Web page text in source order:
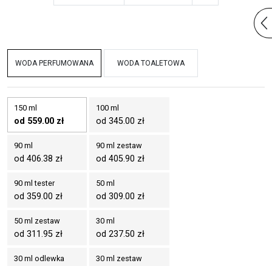
WODA PERFUMOWANA WODA TOALETOWA
150 ml
od 559.00 zł
100 ml
od 345.00 zł
90 ml
od 406.38 zł
90 ml zestaw
od 405.90 zł
90 ml tester
od 359.00 zł
50 ml
od 309.00 zł
50 ml zestaw
od 311.95 zł
30 ml
od 237.50 zł
30 ml odlewka 30 ml zestaw